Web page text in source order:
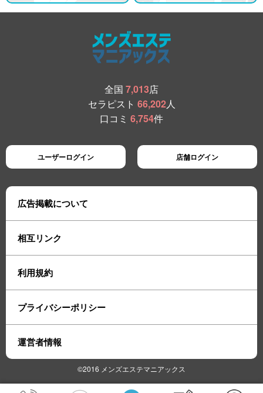
全国 7,013店
セラピスト 66,202人
口コミ 6,754件
ユーザーログイン 店舗ログイン
広告掲載について
相互リンク
利用規約
プライバシーポリシー
運営者情報
©2016 メンズエステマニアックス